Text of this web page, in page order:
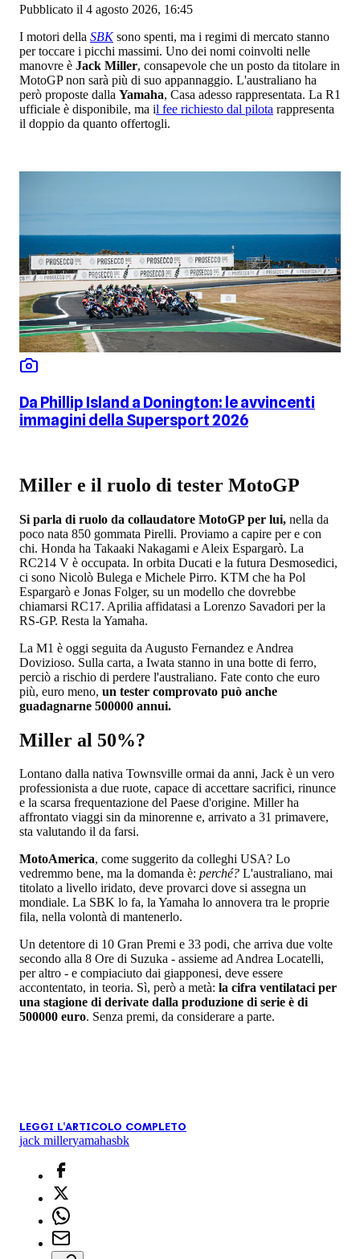
Pubblicato il 4 agosto 2026, 16:45
I motori della SBK sono spenti, ma i regimi di mercato stanno
per toccare i picchi massimi. Uno dei nomi coinvolti nelle
manovre è Jack Miller, consapevole che un posto da titolare in
MotoGP non sarà più di suo appannaggio. L'australiano ha
però proposte dalla Yamaha, Casa adesso rappresentata. La R1
ufficiale è disponibile, ma il fee richiesto dal pilota rappresenta
il doppio da quanto offertogli.
Da Phillip Island a Donington: le avvincenti
immagini della Supersport 2026
Miller e il ruolo di tester MotoGP
Si parla di ruolo da collaudatore MotoGP per lui, nella da
poco nata 850 gommata Pirelli. Proviamo a capire per e con
chi. Honda ha Takaaki Nakagami e Aleix Espargarò. La
RC214 V è occupata. In orbita Ducati e la futura Desmosedici,
ci sono Nicolò Bulega e Michele Pirro. KTM che ha Pol
Espargarò e Jonas Folger, su un modello che dovrebbe
chiamarsi RC17. Aprilia affidatasi a Lorenzo Savadori per la
RS-GP. Resta la Yamaha.
La M1 è oggi seguita da Augusto Fernandez e Andrea
Dovizioso. Sulla carta, a Iwata stanno in una botte di ferro,
perciò a rischio di perdere l'australiano. Fate conto che euro
più, euro meno, un tester comprovato può anche
guadagnarne 500000 annui.
Miller al 50%?
Lontano dalla nativa Townsville ormai da anni, Jack è un vero
professionista a due ruote, capace di accettare sacrifici, rinunce
e la scarsa frequentazione del Paese d'origine. Miller ha
affrontato viaggi sin da minorenne e, arrivato a 31 primavere,
sta valutando il da farsi.
MotoAmerica, come suggerito da colleghi USA? Lo
vedremmo bene, ma la domanda è: perché? L'australiano, mai
titolato a livello iridato, deve provarci dove si assegna un
mondiale. La SBK lo fa, la Yamaha lo annovera tra le proprie
fila, nella volontà di mantenerlo.
Un detentore di 10 Gran Premi e 33 podi, che arriva due volte
secondo alla 8 Ore di Suzuka - assieme ad Andrea Locatelli,
per altro - e compiaciuto dai giapponesi, deve essere
accontentato, in teoria. Sì, però a metà: la cifra ventilataci per
una stagione di derivate dalla produzione di serie è di
500000 euro. Senza premi, da considerare a parte.
LEGGI L'ARTICOLO COMPLETO
jack milleryamahasbk